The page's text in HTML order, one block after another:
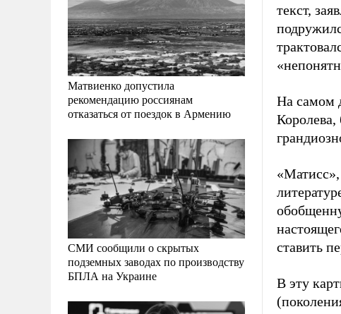
Матвиенко допустила
рекомендацию россиянам
отказаться от поездок в Армению
СМИ сообщили о скрытых
подземных заводах по производству
БПЛА на Украине
текст,
На самом
ставить
В эту